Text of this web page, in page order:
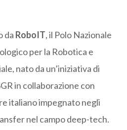
da RoboIT, il Polo Nazionale
per la Robotica e
nato da un’iniziativa di
in collaborazione con
italiano impegnato negli
nel campo deep-tech.